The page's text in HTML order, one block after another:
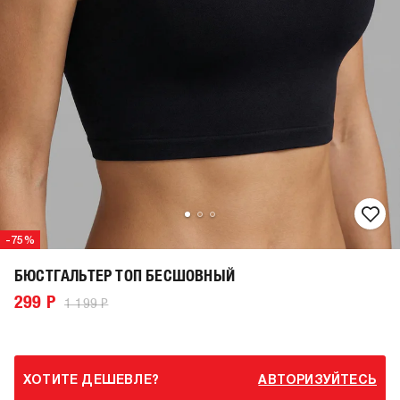
-75%
БЮСТГАЛЬТЕР ТОП БЕСШОВНЫЙ
299 Р 1 199 Р
ХОТИТЕ ДЕШЕВЛЕ? АВТОРИЗУЙТЕСЬ